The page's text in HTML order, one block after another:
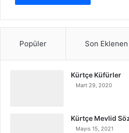
Popüler Son Eklenen
Kürtçe Küfürler
Mart 29, 2020
Kürtçe Mevlid
Mayıs 15, 2021